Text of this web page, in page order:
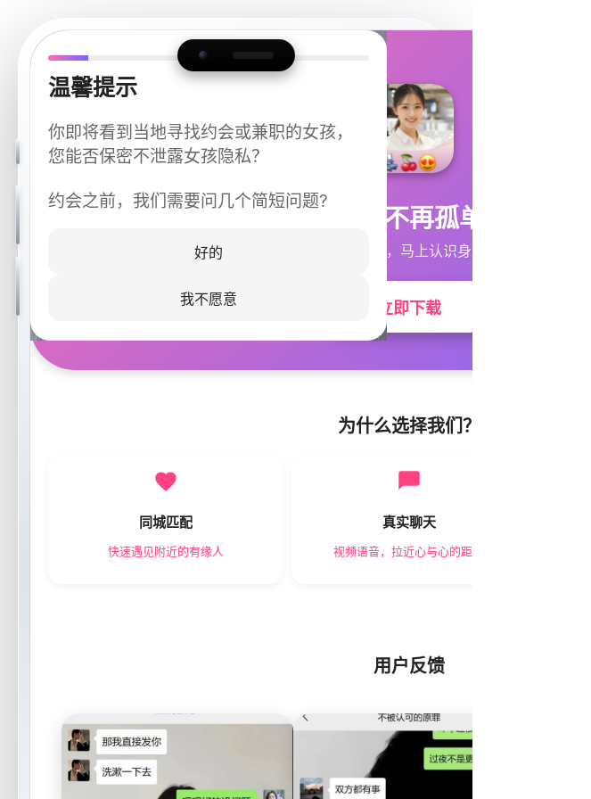
温馨提示
你即将看到当地寻找约会或兼职的女孩，
您能否保密不泄露女孩隐私？
约会之前，我们需要问几个简短问题?
好的
我不愿意
今晚不再孤单
同城快速匹配，马上认识身边的TA
立即下载
为什么选择我们？
同城匹配
快速遇见附近的有缘人
真实聊天
视频语音，拉近心与心的距离
用户反馈